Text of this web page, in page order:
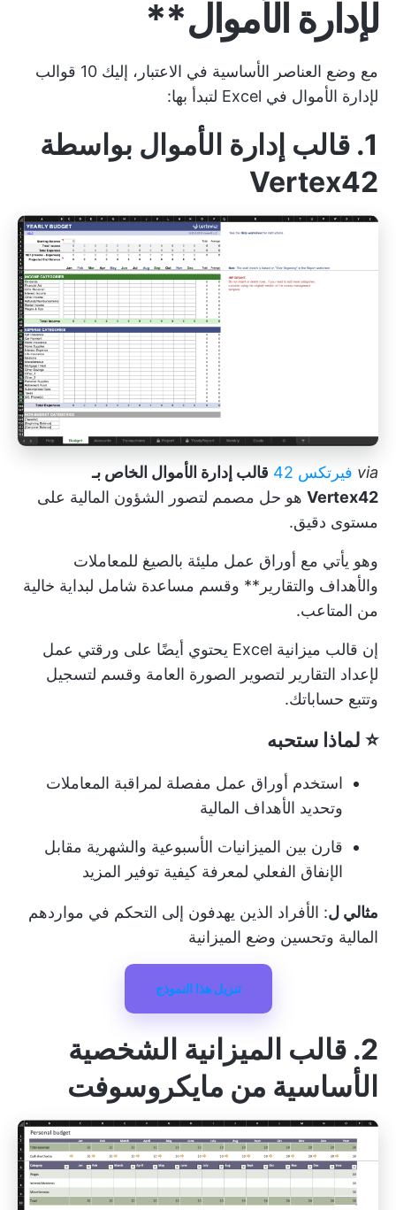
لإدارة الأموال**
مع وضع العناصر الأساسية في الاعتبار، إليك 10 قوالب
لإدارة الأموال في Excel لتبدأ بها:
1. قالب إدارة الأموال بواسطة
Vertex42
via فيرتكس 42
قالب إدارة الأموال الخاص بـ
Vertex42 هو حل مصمم لتصور الشؤون المالية على
مستوى دقيق.
وهو يأتي مع أوراق عمل مليئة بالصيغ للمعاملات
والأهداف والتقارير** وقسم مساعدة شامل لبداية خالية
من المتاعب.
إن قالب ميزانية Excel
يحتوي أيضًا على ورقتي عمل
لإعداد التقارير لتصوير الصورة العامة وقسم لتسجيل
وتتبع حساباتك.
⭐ لماذا ستحبه
استخدم أوراق عمل مفصلة لمراقبة المعاملات
وتحديد الأهداف المالية
قارن بين الميزانيات الأسبوعية والشهرية مقابل
الإنفاق الفعلي لمعرفة كيفية توفير المزيد
مثالي ل: الأفراد الذين يهدفون إلى التحكم في مواردهم
المالية وتحسين وضع الميزانية
تنزيل هذا النموذج
2. قالب الميزانية الشخصية
الأساسية من مايكروسوفت